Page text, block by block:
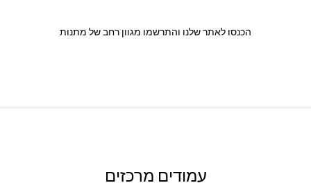
הכנסו לאתר שלנו והתרשמו מגוון רחב של מתנות
עמודים מרכזים